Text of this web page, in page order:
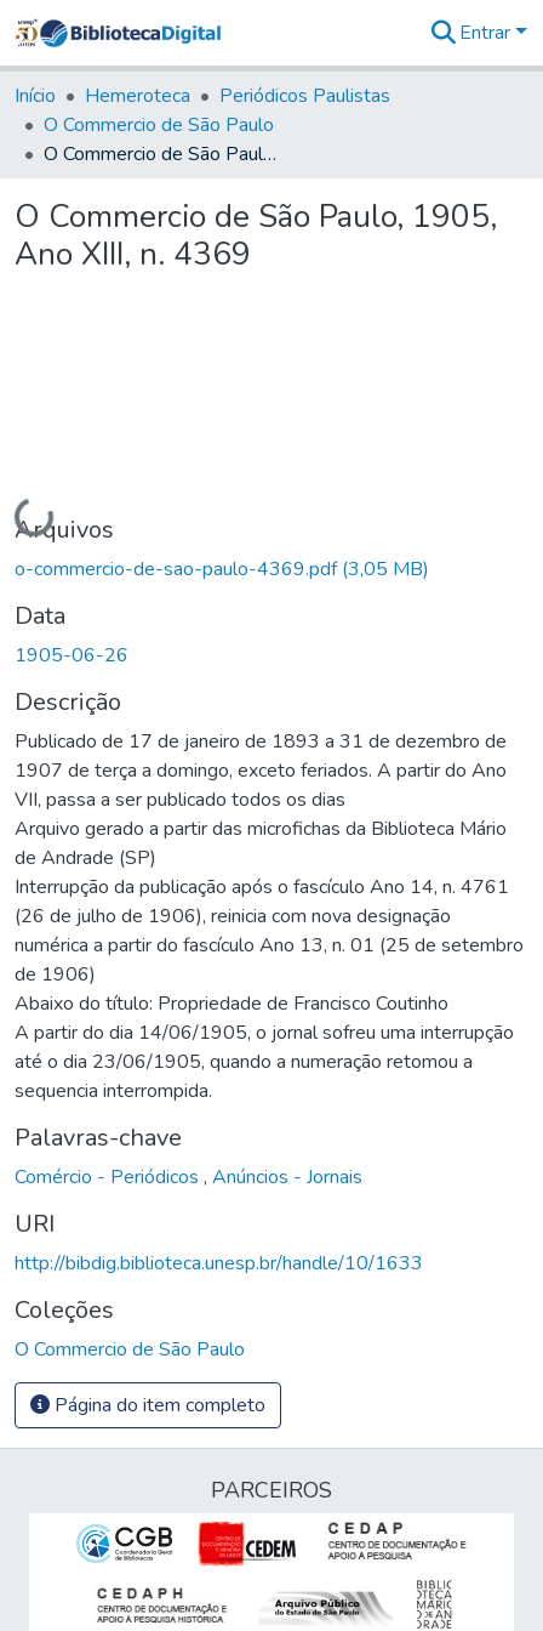
&
Coleções
Tudo na
Biblioteca
Estatísticas
Entrar
Início Hemeroteca
Periódicos Paulistas
O Commercio de São Paulo
O Commercio de São Paulo, 1905, Ano XIII, n. 4369
O Commercio de São Paulo, 1905,
Ano XIII, n. 4369
Carregando...
Arquivos
o-commercio-de-sao-paulo-4369.pdf(3,05 MB)
Data
1905-06-26
Descrição
Publicado de 17 de janeiro de 1893 a 31 de dezembro de
1907 de terça a domingo, exceto feriados. A partir do Ano
VII, passa a ser publicado todos os dias
Arquivo gerado a partir das microfichas da Biblioteca Mário
de Andrade (SP)
Interrupção da publicação após o fascículo Ano 14, n. 4761
(26 de julho de 1906), reinicia com nova designação
numérica a partir do fascículo Ano 13, n. 01 (25 de setembro
de 1906)
Abaixo do título: Propriedade de Francisco Coutinho
A partir do dia 14/06/1905, o jornal sofreu uma interrupção
até o dia 23/06/1905, quando a numeração retomou a
sequencia interrompida.
Palavras-chave
Comércio - Periódicos , Anúncios - Jornais
URI
http://bibdig.biblioteca.unesp.br/handle/10/1633
Coleções
O Commercio de São Paulo
Página do item completo
PARCEIROS